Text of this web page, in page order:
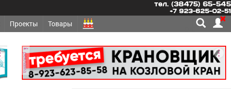
тел. (38475) 65-545
+7 923-625-02-51
Проекты Товары
реклама